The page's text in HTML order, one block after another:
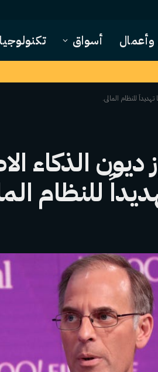
أسواق تكنولوجيا
ديون الذكاء